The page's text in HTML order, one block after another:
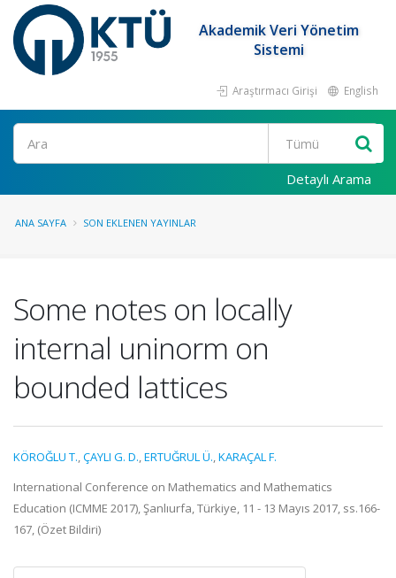
Akademik Veri Yönetim
Sistemi
Araştırmacı Girişi English
Ara
Detaylı Arama
ANA SAYFA SON EKLENEN YAYINLAR
Some notes on locally
internal uninorm on
bounded lattices
KÖROĞLU T.,ÇAYLI G. D.,ERTUĞRUL Ü.,KARAÇAL F.
International Conference on Mathematics and Mathematics
Education (ICMME 2017), Şanlıurfa, Türkiye, 11 - 13 Mayıs 2017, ss.166-
167, (Özet Bildiri)